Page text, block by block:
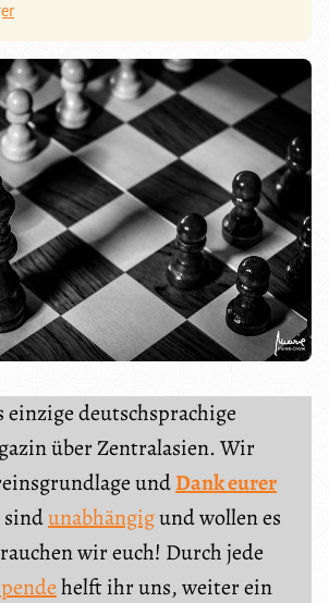
einzige deutschsprachige
über Zentralasien. Wir
undDank eurer
unabhängigund wollen es
wir euch! Durch jede
helft ihr uns, weiter ein